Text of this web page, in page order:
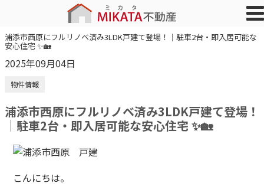
浦添市西原にフルリノベ済み3LDK戸建て登場！｜駐車2台・即入居可能な
安心住宅 ✨🏡
2025年09月04日
物件情報
浦添市西原にフルリノベ済み3LDK戸建て登場！
｜駐車2台・即入居可能な安心住宅 ✨🏡
こんにちは。